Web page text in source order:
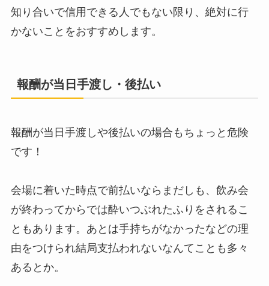
知り合いで信用できる人でもない限り、絶対に行
かないことをおすすめします。
報酬が当日手渡し・後払い
報酬が当日手渡しや後払いの場合もちょっと危険
です！
会場に着いた時点で前払いならまだしも、飲み会
が終わってからでは酔いつぶれたふりをされるこ
ともあります。あとは手持ちがなかったなどの理
由をつけられ結局支払われないなんてことも多々
あるとか。